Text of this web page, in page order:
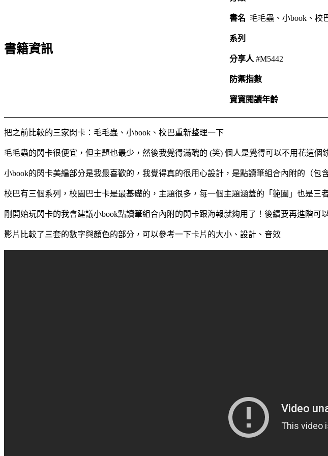
書籍資訊
書名 毛毛蟲、小book、校
系列
分享人 #M5442
防禦指數
寶寶閱讀年齡
把之前比較的三家閃卡：毛毛蟲、小book、校巴重新整理一下
毛毛蟲的閃卡很便宜，但主題也最少，然後我覺得滿醜的 (笑) 個人是覺得可以不用花這個
小book的閃卡美編部分是我最喜歡的，我覺得真的很用心設計，是點讀筆組合內附的（包
校巴有三個系列，校園巴士卡是最基礎的，主題很多，每一個主題涵蓋的「範圍」也是
剛開始玩閃卡的我會建議小book點讀筆組合內附的閃卡跟海報就夠用了！後續要再進階可
影片比較了三套的數字與顏色的部分，可以參考一下卡片的大小、設計、音效